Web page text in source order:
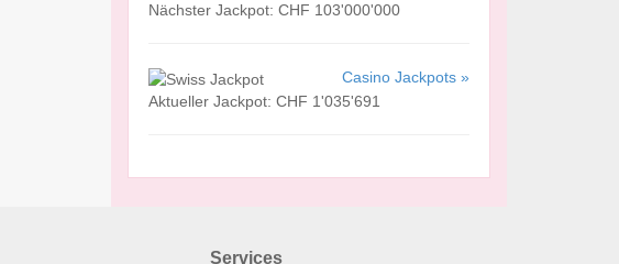
Nächster Jackpot: CHF 103'000'000
Casino Jackpots »
Aktueller Jackpot: CHF 1'035'691
Services